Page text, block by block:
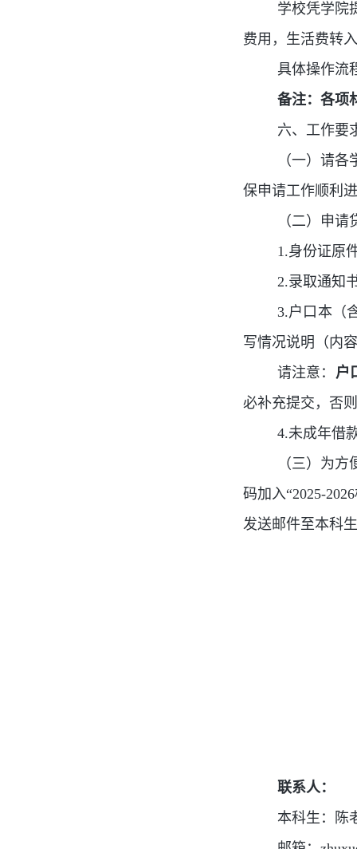
学校凭学院
费用，生活费转
具体操作流
备注：各项
六、工作要
（一）请
保申请工作顺利
（二）申
1.身份证原
2.录取通知
3.户口本（
写情况说明（内
请注意： 户
必补充提交，否
4.未成年借
（三）为
码加入“2025-
发送邮件至本科
联系人：
本科生：陈